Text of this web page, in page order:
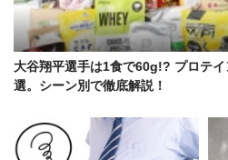
大谷翔平選手は1食で60g!? プロテ
選。シーン別で徹底解説！